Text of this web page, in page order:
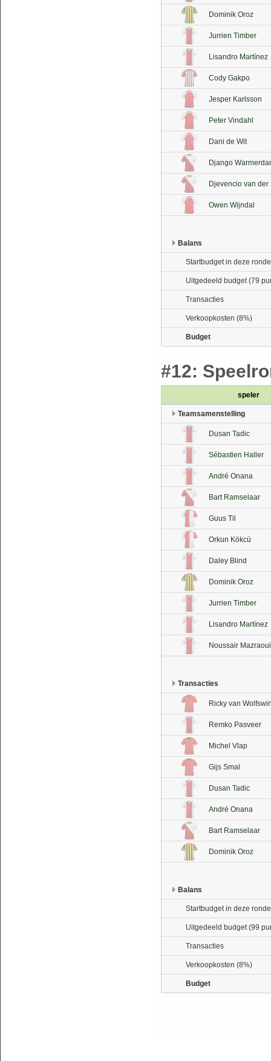
Dominik Oroz
Jurrien Timber
Lisandro Martínez
Cody Gakpo
Jesper Karlsson
Peter Vindahl
Dani de Wit
Django
Djevencio van der
Owen Wijndal
Balans
Startbudget in deze ronde
Uitgedeeld budget (79
Transacties
Verkoopkosten (8%)
Budget
#12:
speler
Teamsamenstelling
Dusan Tadic
Sébastien Haller
André Onana
Bart Ramselaar
Guus Til
Orkun Kökcü
Daley Blind
Dominik Oroz
Jurrien Timber
Lisandro Martínez
Noussair Mazraoui
Transacties
Ricky van
Remko Pasveer
Michel Vlap
Gijs Smal
Dusan Tadic
André Onana
Bart Ramselaar
Dominik Oroz
Balans
Startbudget in deze ronde
Uitgedeeld budget (99
Transacties
Verkoopkosten (8%)
Budget